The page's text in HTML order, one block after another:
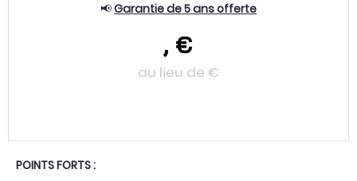
, €
au lieu de €
📢Garantie de 5 ans offerte
POINTS FORTS :